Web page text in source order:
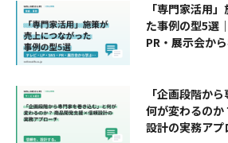
「専門家活用
た事例の型5選
PR・展示会か
「企画段階か
何が変わるの
設計の実務アプ